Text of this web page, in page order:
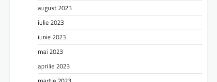
august 2023
iulie 2023
iunie 2023
mai 2023
aprilie 2023